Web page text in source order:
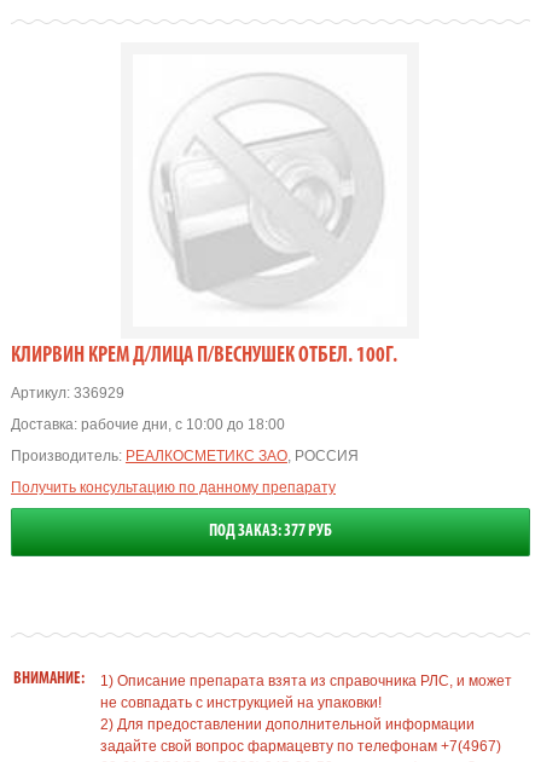
КЛИРВИН КРЕМ Д/ЛИЦА П/ВЕСНУШЕК ОТБЕЛ. 100Г.
Артикул:336929
Доставка: рабочие дни, с 10:00 до 18:00
Производитель: РЕАЛКОСМЕТИКС ЗАО, РОССИЯ
Получить консультацию по данному препарату
ПОД ЗАКАЗ: 377 РУБ
ВНИМАНИЕ:
1) Описание препарата взята из справочника РЛС, и может
не совпадать с инструкцией на упаковки!
2) Для предоставлении дополнительной информации
задайте свой вопрос фармацевту по телефонам +7(4967)